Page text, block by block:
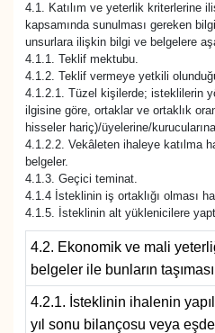
4.1. Katılım ve yeterlik kriterlerine
kapsamında sunulması gereken
unsurlara ilişkin bilgi ve belgelere
4.1.1. Teklif mektubu.
4.1.2. Teklif vermeye yetkili
4.1.2.1. Tüzel kişilerde; isteklilerin
ilgisine göre, ortaklar ve ortaklık
hisseler hariç)/üyelerine/
4.1.2.2. Vekâleten ihaleye katılma
belgeler.
4.1.3. Geçici teminat.
4.1.4 İsteklinin iş ortaklığı olması
4.1.5. İsteklinin alt yüklenicilere
4.2. Ekonomik ve mali
belgeler ile bunların
4.2.1. İsteklinin ihalenin
yıl sonu bilançosu veya